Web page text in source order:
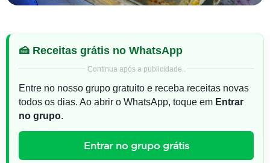
🍰 Receitas grátis no WhatsApp
Continua após a publicidade..
Entre no nosso grupo gratuito e receba receitas novas
todos os dias. Ao abrir o WhatsApp, toque em Entrar
no grupo.
Entrar no grupo grátis